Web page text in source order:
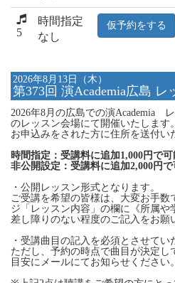
5
時間指定
なし
仮予約をする
2026年8月13日（木）
第373回 演Academia広島 レ
2026年8月の広島での演Academia
のレッスン会場にて開催いたしま
お申込みをされた方に住所を送付い
時間指定：受講料に追加1,000円で可
非公開設定：受講料に追加2,000円で
・公開レッスン形式となります。
ご受講を希望の皆様は、大変お手数
ジ「レッスン内容」の欄に《所属や
差し障りのない程度のご記入をお願
・受講曲目の記入を必須とさせてい
ただし、予約の時点で曲目が決定し
目安にメールにてお知らせください。